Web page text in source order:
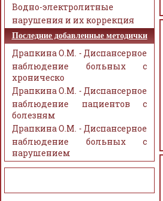
Водно-электролитные
нарушения и их коррекция
Последние добавленные методички
Драпкина О.М. - Диспансерное
наблюдение больных с
хроническо
Драпкина О.М. - Диспансерное
наблюдение пациентов с
болезням
Драпкина О.М. - Диспансерное
наблюдение больных с
нарушением